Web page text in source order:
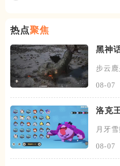
热点聚焦
黑神
步云
08-07
洛克
月牙
08-07